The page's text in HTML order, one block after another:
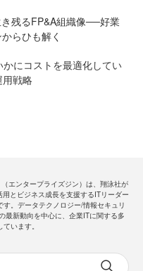
き残るFP&A組織像──好業
らひも解く
にコストを最適化してい
用戦略
（エンタープライズジン）は、翔泳社が
とビジネス成長を支援するITリーダー
す。データテクノロジー/情報セキュリ
最新動向を中心に、企業ITに関する多
います。